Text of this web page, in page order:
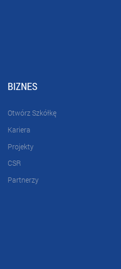
BIZNES
Otwórz Szkółkę
Kariera
Projekty
CSR
Partnerzy